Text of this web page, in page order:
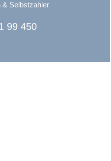
& Selbstzahler
99 450